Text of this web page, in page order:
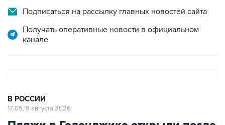
Получать оперативные новости в официальном
Пляжи в Геленджике открыли после
снятия угрозы атаки БПЛА